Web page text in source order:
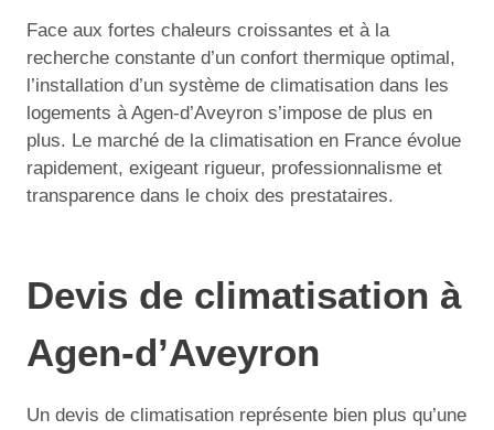
Face aux fortes chaleurs croissantes et à la
recherche constante d’un confort thermique optimal,
l’installation d’un système de climatisation dans les
logements à Agen-d’Aveyron s’impose de plus en
plus. Le marché de la climatisation en France évolue
rapidement, exigeant rigueur, professionnalisme et
transparence dans le choix des prestataires.
Devis de climatisation à
Agen-d’Aveyron
Un devis de climatisation représente bien plus qu’une